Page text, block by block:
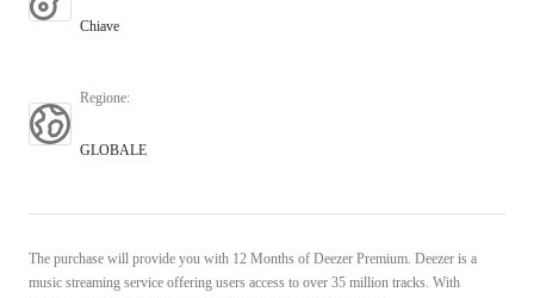
Chiave
Regione:
GLOBALE
The purchase will provide you with 12 Months of Deezer Premium. Deezer is a
music streaming service offering users access to over 35 million tracks. With